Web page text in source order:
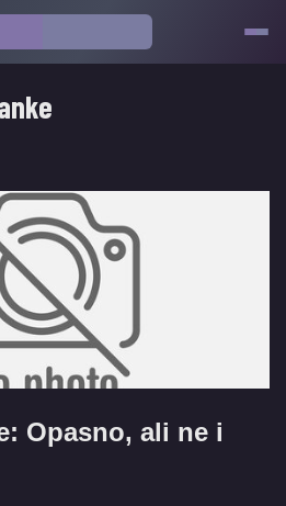
Opasno, ali ne i